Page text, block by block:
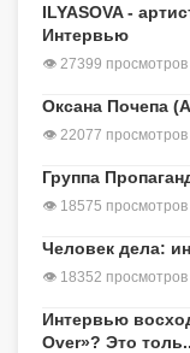
ILYASOVA -
Интервью
👁 27399 просмотров
Оксана Почепа
👁 22077 просмотров
Группа
👁 18575 просмотров
Человек дела:
👁 18352 просмотров
Интервью
Over»? Это